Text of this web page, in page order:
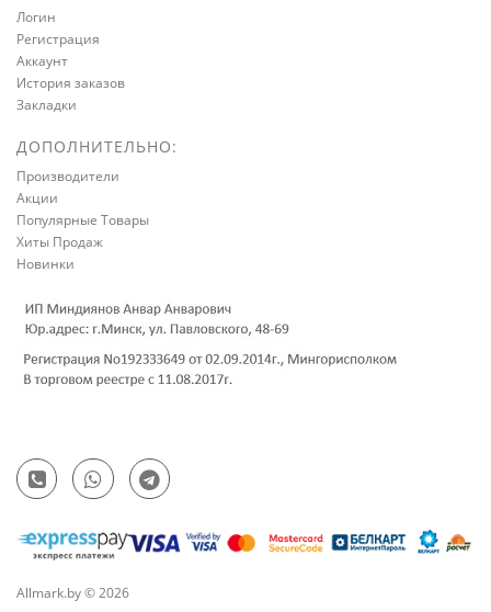
Логин
Регистрация
Аккаунт
История заказов
Закладки
ДОПОЛНИТЕЛЬНО:
Производители
Акции
Популярные Товары
Хиты Продаж
Новинки
Allmark.by © 2026